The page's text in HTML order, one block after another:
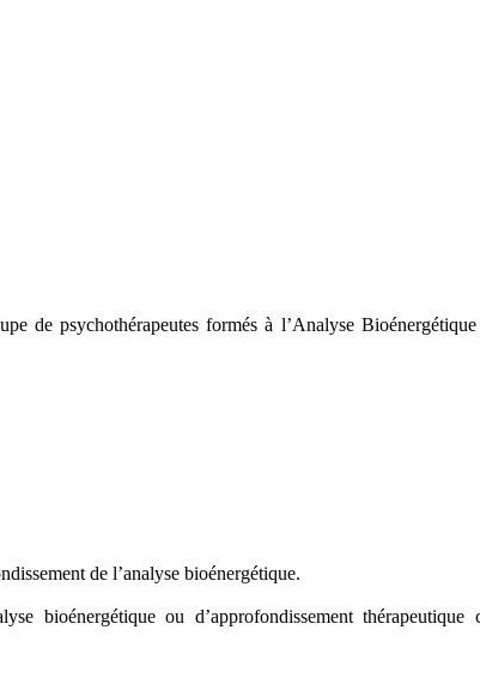
de psychothérapeutes formés à l’Analyse
de l’analyse bioénergétique.
bioénergétique ou d’approfondissement